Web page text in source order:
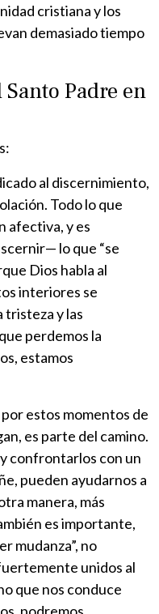
cristiana y los
demasiado tiempo
Padre en
al discernimiento,
Todo lo que
afectiva, y es
lo que “se
Dios habla al
interiores se
tristeza y las
perdemos la
estamos
estos momentos de
es parte del camino.
y confrontarlos con un
pueden ayudarnos a
manera, más
es importante,
mudanza”, no
unidos al
que nos conduce
podremos